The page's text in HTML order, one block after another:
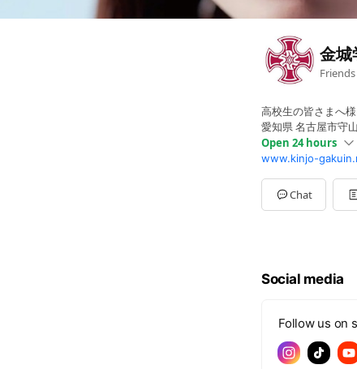
金
Friends
高校生の皆さまへ
愛知県 名古屋市守
Open 24 hours
Sun00:00 - 00:00
Mon00:00 - 00:00
Tue00:00 - 00:00
Wed00:00 - 00:00
www.kinjo-
Chat
Social media
Follow us on